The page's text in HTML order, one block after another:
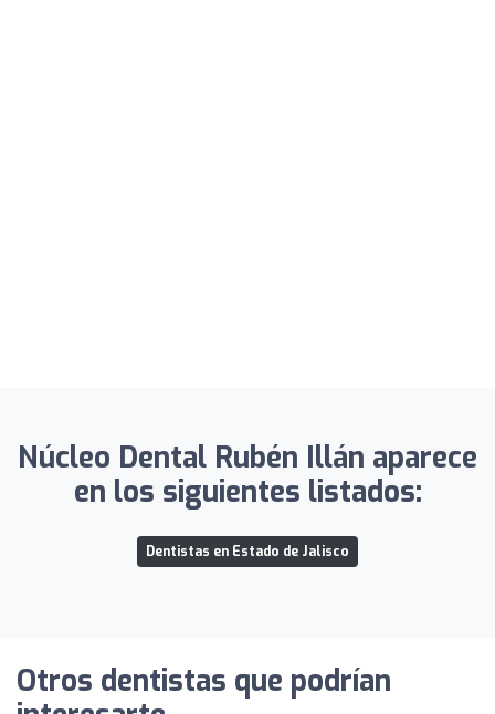
Núcleo Dental Rubén Illán aparece
en los siguientes listados:
Dentistas en Estado de Jalisco
Otros dentistas que podrían